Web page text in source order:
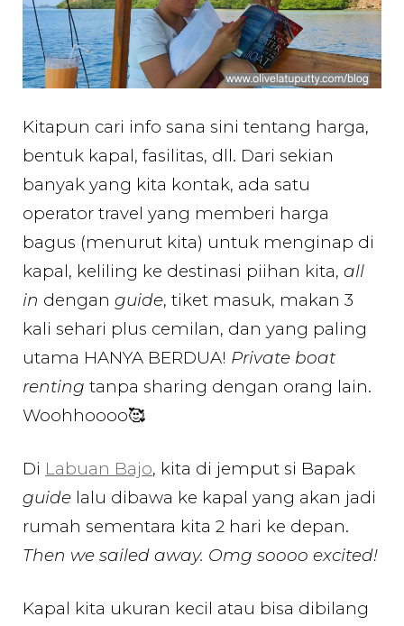
Kitapun cari info sana sini tentang harga,
bentuk kapal, fasilitas, dll. Dari sekian
banyak yang kita kontak, ada satu
operator travel yang memberi harga
bagus (menurut kita) untuk menginap di
kapal, keliling ke destinasi piihan kita, all
in dengan guide, tiket masuk, makan 3
kali sehari plus cemilan, dan yang paling
utama HANYA BERDUA! Private boat
renting tanpa sharing dengan orang lain.
Woohhoooo🥰
Di Labuan Bajo, kita di jemput si Bapak
guide lalu dibawa ke kapal yang akan jadi
rumah sementara kita 2 hari ke depan.
Then we sailed away. Omg soooo excited!
Kapal kita ukuran kecil atau bisa dibilang